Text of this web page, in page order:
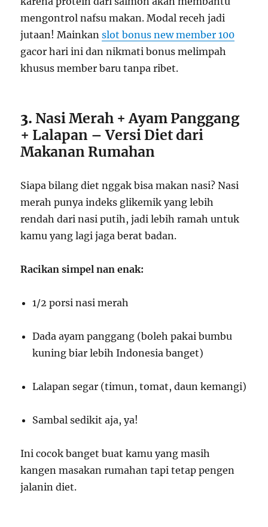
mengontrol nafsu makan. Modal receh jadi
jutaan! Mainkanslot bonus new member 100
gacor hari ini dan nikmati bonus melimpah
khusus member baru tanpa ribet.
3. Nasi Merah + Ayam Panggang
+ Lalapan – Versi Diet dari
Makanan Rumahan
Siapa bilang diet nggak bisa makan nasi? Nasi
merah punya indeks glikemik yang lebih
rendah dari nasi putih, jadi lebih ramah untuk
kamu yang lagi jaga berat badan.
Racikan simpel nan enak:
1/2 porsi nasi merah
Dada ayam panggang (boleh pakai bumbu
kuning biar lebih Indonesia banget)
Lalapan segar (timun, tomat, daun kemangi)
Sambal sedikit aja, ya!
Ini cocok banget buat kamu yang masih
kangen masakan rumahan tapi tetap pengen
jalanin diet.